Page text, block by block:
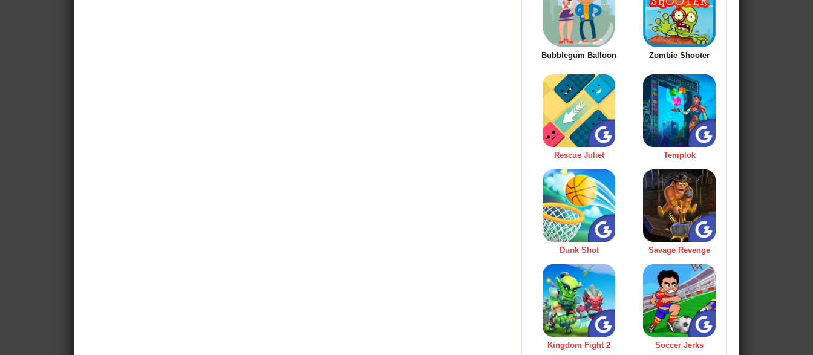
Bubblegum Balloon Zombie Shooter
Rescue Juliet Templok
Dunk Shot Savage Revenge
Kingdom Fight 2 Soccer Jerks